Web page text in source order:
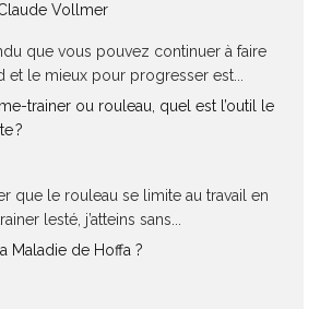
Vollmer
que vous pouvez continuer à faire
et le mieux pour progresser est...
trainer ou rouleau, quel est l’outil le
?
que le rouleau se limite au travail en
lesté, j’atteins sans...
Maladie de Hoffa ?